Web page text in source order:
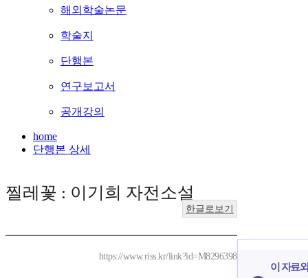
해외학술논문
학술지
단행본
연구보고서
공개강의
home
단행본 상세
찔레꽃 : 이기희 자전소설
한글로보기
https://www.riss.kr/link?id=M8296398
이 자료